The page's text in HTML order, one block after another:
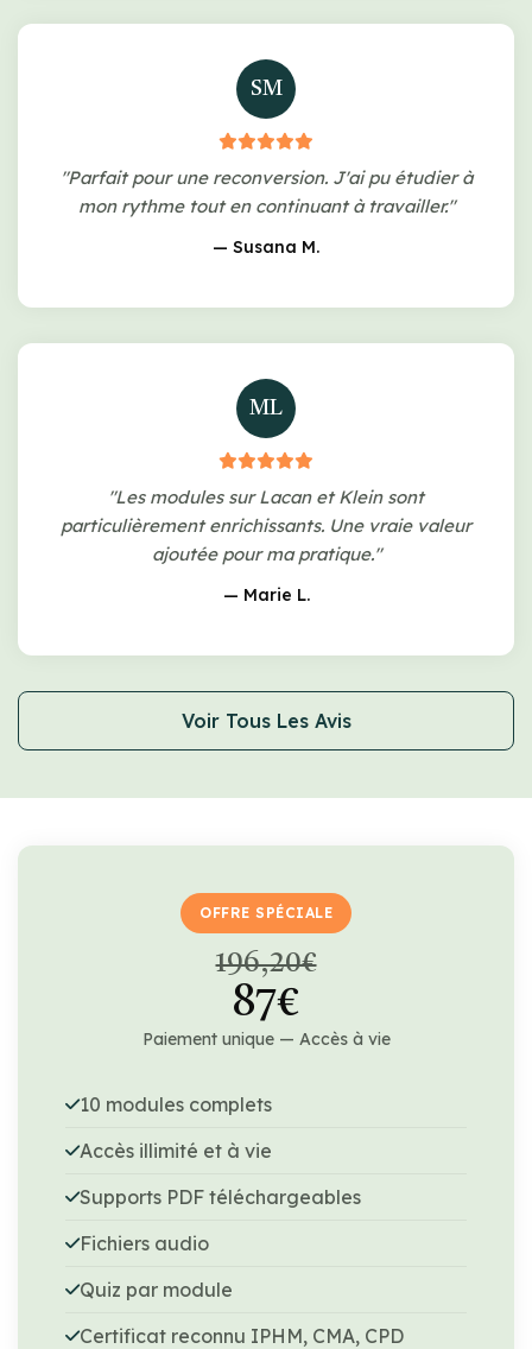
SM
"Parfait pour une reconversion. J'ai pu étudier à
mon rythme tout en continuant à travailler."
— Susana M.
ML
"Les modules sur Lacan et Klein sont
particulièrement enrichissants. Une vraie valeur
ajoutée pour ma pratique."
— Marie L.
Voir Tous Les Avis
OFFRE SPÉCIALE
196,20€
87€
Paiement unique — Accès à vie
10 modules complets
Accès illimité et à vie
Supports PDF téléchargeables
Fichiers audio
Quiz par module
Certificat reconnu IPHM, CMA, CPD